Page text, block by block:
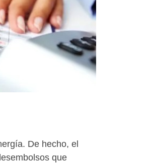
De hecho, el
que